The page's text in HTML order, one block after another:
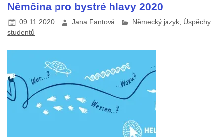
Němčina pro bystré hlavy 2020
09.11.2020 Jana Fantová Německý jazyk, Úspěchy
studentů